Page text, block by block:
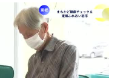
リーメールアドレ
ン・MyIDの新規登